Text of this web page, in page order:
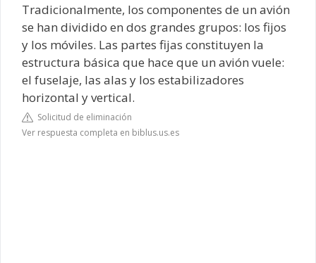
Tradicionalmente, los componentes de un avión
se han dividido en dos grandes grupos: los fijos
y los móviles. Las partes fijas constituyen la
estructura básica que hace que un avión vuele:
el fuselaje, las alas y los estabilizadores
horizontal y vertical.
Solicitud de eliminación
Ver respuesta completa en biblus.us.es